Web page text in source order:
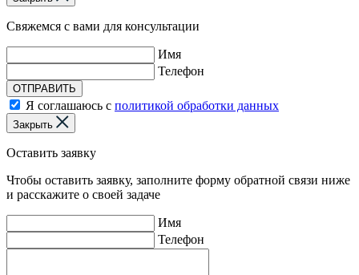
Свяжемся с вами для консультации
Имя
Телефон
ОТПРАВИТЬ
Я соглашаюсь с политикой обработки данных
Закрыть
Оставить заявку
Чтобы оставить заявку, заполните форму обратной связи ниже
и расскажите о своей задаче
Имя
Телефон